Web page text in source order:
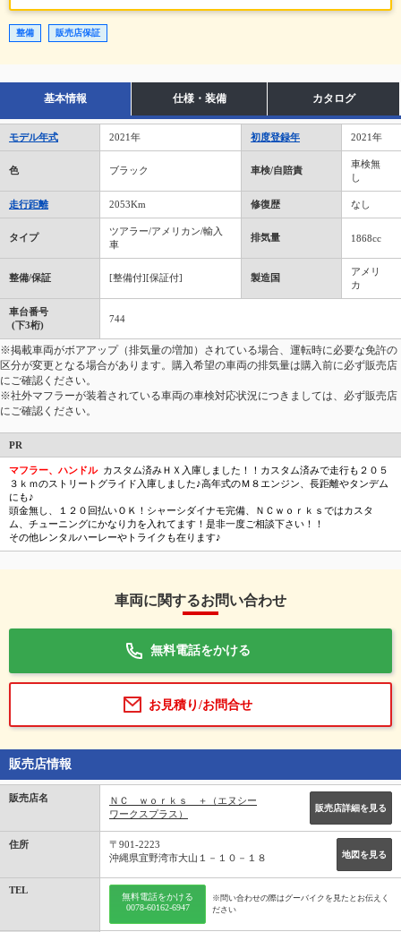
整備 販売店保証
基本情報 仕様・装備 カタログ
モデル年式 2021年 初度登録年 2021年
色 ブラック 車検/自賠責
車検無
し
走行距離 2053Km 修復歴 なし
タイプ
ツアラー/アメリカン/輸入
車
排気量 1868cc
整備/保証 [整備付][保証付] 製造国
アメリ
カ
車台番号
(下3桁)
744
※掲載車両がボアアップ（排気量の増加）されている場合、運転時に必要な免許の
区分が変更となる場合があります。購入希望の車両の排気量は購入前に必ず販売店
にご確認ください。
※社外マフラーが装着されている車両の車検対応状況につきましては、必ず販売店
にご確認ください。
PR
マフラー、ハンドル カスタム済みＨＸ入庫しました！！カスタム済みで走行も２０５
３ｋｍのストリートグライド入庫しました♪高年式のＭ８エンジン、長距離やタンデム
にも♪
頭金無し、１２０回払いＯＫ！シャーシダイナモ完備、ＮＣｗｏｒｋｓではカスタ
ム、チューニングにかなり力を入れてます！是非一度ご相談下さい！！
その他レンタルハーレーやトライクも在ります♪
車両に関するお問い合わせ
無料電話をかける
お見積り/お問合せ
販売店情報
販売店名
ＮＣ ｗｏｒｋｓ ＋（エヌシー
ワークスプラス）
販売店詳細を見る
住所
地図を見る
〒901-2223
沖縄県宜野湾市大山１－１０－１８
TEL
無料電話をかける
0078-60162-6947
※問い合わせの際はグーバイクを見たとお伝えく
ださい